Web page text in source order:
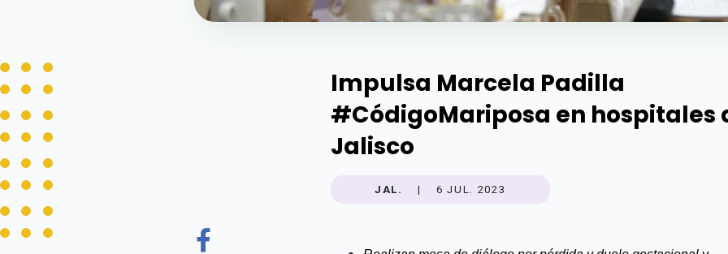
Impulsa Marcela Padilla
#CódigoMariposa en hospitales
Jalisco
JAL. | 6 JUL. 2023